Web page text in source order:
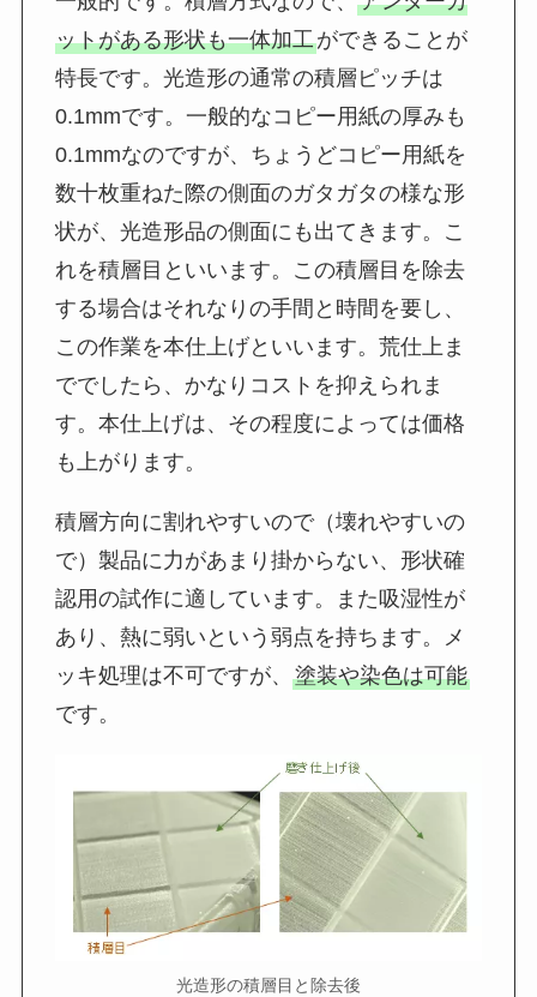
ットがある形状も一体加工ができることが
特長です。光造形の通常の積層ピッチは
0.1mmです。一般的なコピー用紙の厚みも
0.1mmなのですが、ちょうどコピー用紙を
数十枚重ねた際の側面のガタガタの様な形
状が、光造形品の側面にも出てきます。こ
れを積層目といいます。この積層目を除去
する場合はそれなりの手間と時間を要し、
この作業を本仕上げといいます。荒仕上ま
ででしたら、かなりコストを抑えられま
す。本仕上げは、その程度によっては価格
も上がります。
積層方向に割れやすいので（壊れやすいの
で）製品に力があまり掛からない、形状確
認用の試作に適しています。また吸湿性が
あり、熱に弱いという弱点を持ちます。メ
ッキ処理は不可ですが、 塗装や染色は可能
です。
光造形の積層目と除去後